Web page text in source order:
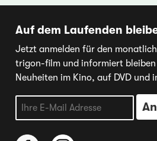
Auf dem Laufenden
Jetzt anmelden für den
trigon-film und informiert bleiben
Neuheiten im Kino, auf DVD und